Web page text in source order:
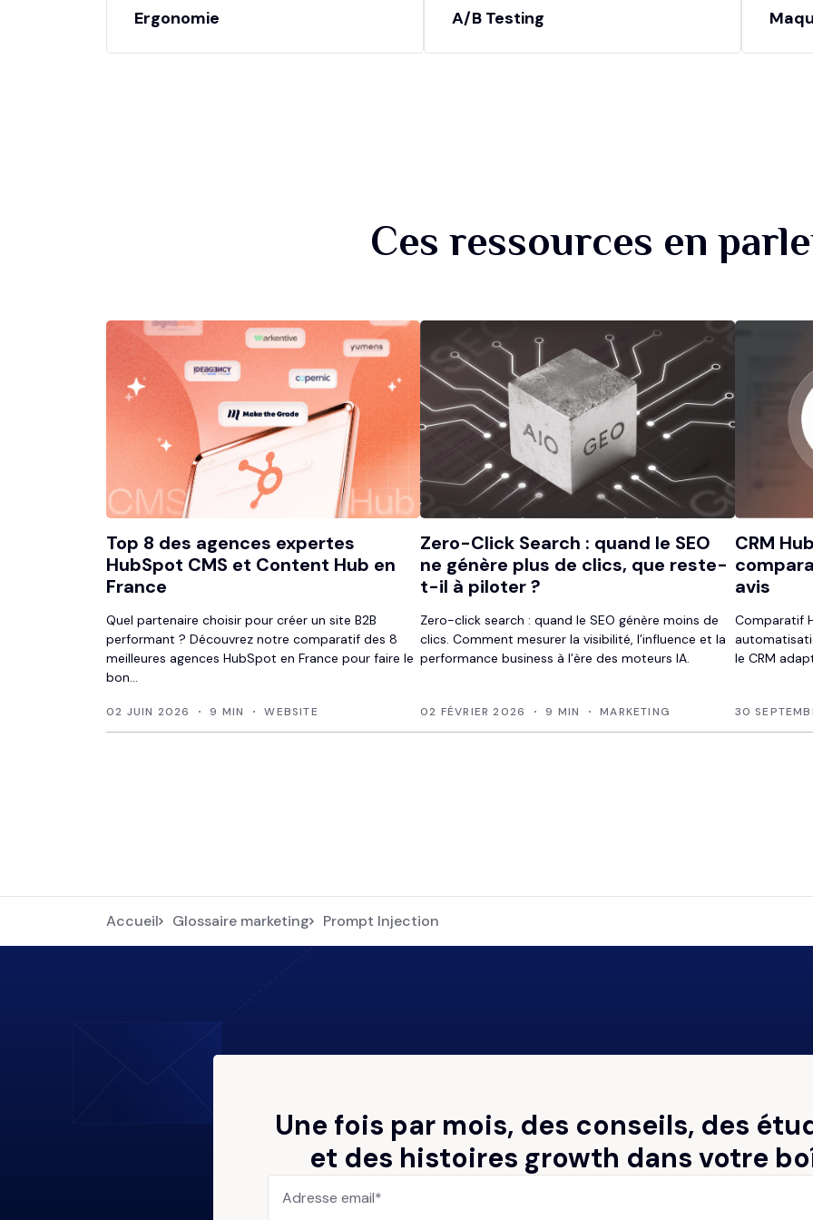
Ergonomie A/B Testing
Ces ressources en
Top 8 des agences expertes
HubSpot CMS et Content Hub en
France
Quel partenaire choisir pour créer un site B2B
performant ? Découvrez notre comparatif des 8
meilleures agences HubSpot en France pour faire le
bon...
02 JUIN 2026 9 MIN WEBSITE
Zero-Click Search : quand le SEO
ne génère plus de clics, que reste-
t-il à piloter ?
Zero-click search : quand le SEO génère moins de
clics. Comment mesurer la visibilité, l’influence et la
performance business à l’ère des moteurs IA.
02 FÉVRIER 2026 9 MIN MARKETING
CRM
avis
Comparatif
le CRM
30
Accueil Glossaire marketing Prompt Injection
Une fois par mois, des conseils, des
et des histoires growth dans votre